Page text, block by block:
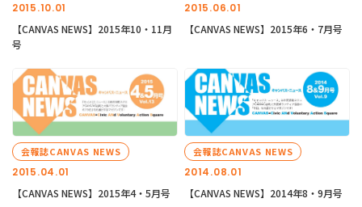
2015.10.01
【CANVAS NEWS】2015年10・11月
号
2015.06.01
【CANVAS NEWS】2015年6・7月号
2015.04.01
会報誌CANVAS NEWS
【CANVAS NEWS】2015年4・5月号
2014.08.01
会報誌CANVAS NEWS
【CANVAS NEWS】2014年8・9月号